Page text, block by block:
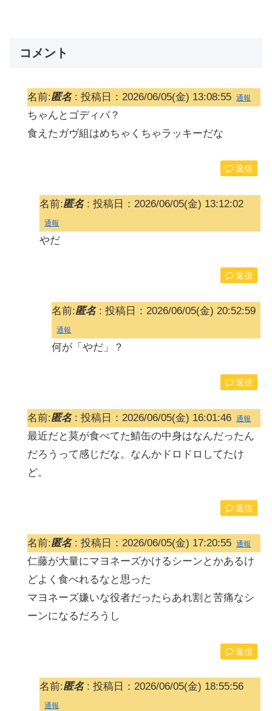
コメント
名前:匿名: 投稿日：2026/06/05(金) 13:08:55 通報
ちゃんとゴディバ？
食えたガヴ組はめちゃくちゃラッキーだな
返信
名前:匿名: 投稿日：2026/06/05(金) 13:12:02
通報
やだ
返信
名前:匿名: 投稿日：2026/06/05(金) 20:52:59
通報
何が「やだ」？
返信
名前:匿名: 投稿日：2026/06/05(金) 16:01:46 通報
最近だと莫が食べてた鯖缶の中身はなんだったん
だろうって感じだな。なんかドロドロしてたけ
ど。
返信
名前:匿名: 投稿日：2026/06/05(金) 17:20:55 通報
仁藤が大量にマヨネーズかけるシーンとかあるけ
どよく食べれるなと思った
マヨネーズ嫌いな役者だったらあれ割と苦痛なシ
ーンになるだろうし
返信
名前:匿名: 投稿日：2026/06/05(金) 18:55:56
通報